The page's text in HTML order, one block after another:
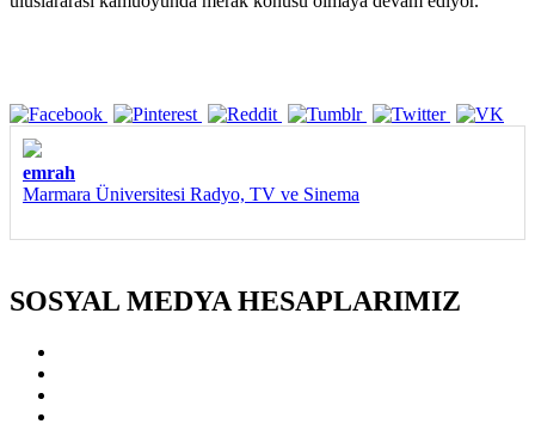
emrah
Marmara Üniversitesi Radyo, TV ve Sinema
SOSYAL MEDYA HESAPLARIMIZ